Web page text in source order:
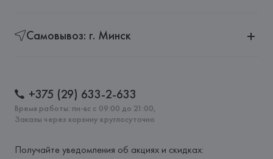
Самовывоз: г. Минск
+375 (29) 633-2-633
Время работы: пн-вс с 09:00 до 21:00,
Заказы через корзину круглосуточно
Получайте уведомления об акциях и скидках: